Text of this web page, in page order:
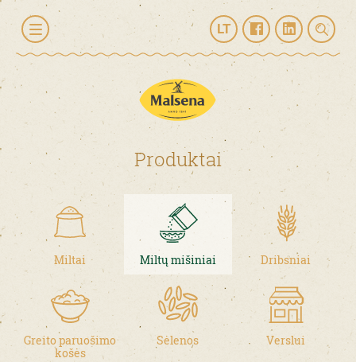
LT
Produktai
Miltai Miltų mišiniai Dribsniai
Greito paruošimo
košės
Sėlenos Verslui